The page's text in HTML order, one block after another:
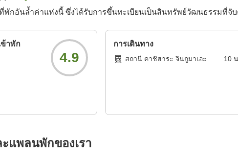
พักอันล้ำค่าแห่งนี้ ซึ่งได้รับการขึ้นทะเบียนเป็นสินทรัพย์วัฒนธรรมที่จับ
าพัก
4.9
การเดินทาง
สถานี คาชิฮาระ จินกูมาเอะ 10น
แพลนพักของเรา